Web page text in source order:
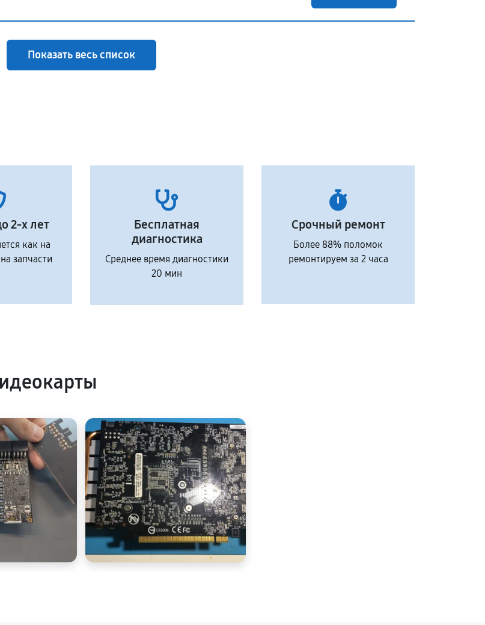
Показать весь список
2-х лет
как на
запчасти
Бесплатная
диагностика
Среднее время диагностики
20 мин
Срочный ремонт
Более 88% поломок
ремонтируем за 2 часа